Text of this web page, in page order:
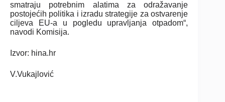
smatraju potrebnim alatima za odražavanje
postojećih politika i izradu strategije za ostvarenje
ciljeva EU-a u pogledu upravljanja otpadom“,
navodi Komisija.
Izvor: hina.hr
V.Vukajlović